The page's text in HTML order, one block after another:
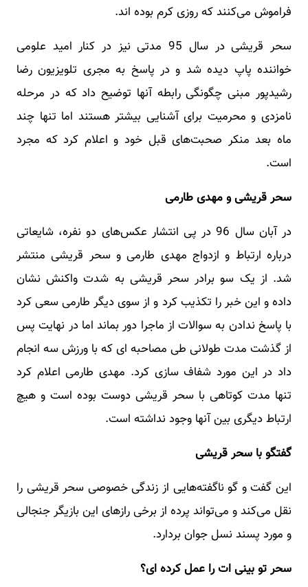
فراموش می‌کنند که روزی کرم بوده‌ اند.
سحر قریشی در سال 95 مدتی نیز در کنار امید علومی
خواننده پاپ دیده شد و در پاسخ به مجری تلویزیون رضا
رشیدپور مبنی چگونگی رابطه آنها توضیح داد که در مرحله
نامزدی و محرمیت برای آشنایی بیشتر هستند اما تنها چند
ماه بعد منکر صحبت‌های قبل خود و اعلام کرد که مجرد
است.
سحر قریشی و مهدی طارمی
در آبان سال 96 در پی انتشار عکس‌های دو نفره، شایعاتی
درباره ارتباط و ازدواج مهدی طارمی و سحر قریشی منتشر
شد. از یک سو برادر سحر قریشی به شدت واکنش نشان
داده و این خبر را تکذیب کرد و از سوی دیگر طارمی سعی کرد
با پاسخ ندادن به سوالات از ماجرا دور بماند اما در نهایت پس
از گذشت مدت طولانی طی مصاحبه ای که با ورزش سه انجام
داد در این مورد شفاف سازی کرد. مهدی طارمی اعلام کرد
تنها مدت کوتاهی با سحر قریشی دوست بوده است و هیچ
ارتباط دیگری بین آنها وجود نداشته است.
گفتگو با سحر قریشی
این گفت و گو ناگفته‌هایی از زندگی خصوصی سحر قریشی را
نقل می‌کند و می‌تواند پرده از برخی رازهای این بازیگر جنجالی
و مورد پسند نسل جوان بردارد.
سحر تو بینی ات را عمل کرده ای؟